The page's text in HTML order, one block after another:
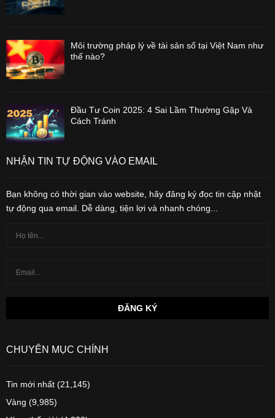
Môi trường pháp lý về tài sản số tại Việt Nam như
thế nào?
Đầu Tư Coin 2025: 4 Sai Lầm Thường Gặp Và
Cách Tránh
NHẬN TIN TỰ ĐỘNG VÀO EMAIL
Bạn không có thời gian vào website, hãy đăng ký đọc tin cập nhật
tự động qua email. Dễ dàng, tiện lợi và nhanh chóng...
CHUYÊN MỤC CHÍNH
Tin mới nhất (21,145)
Vàng (9,985)